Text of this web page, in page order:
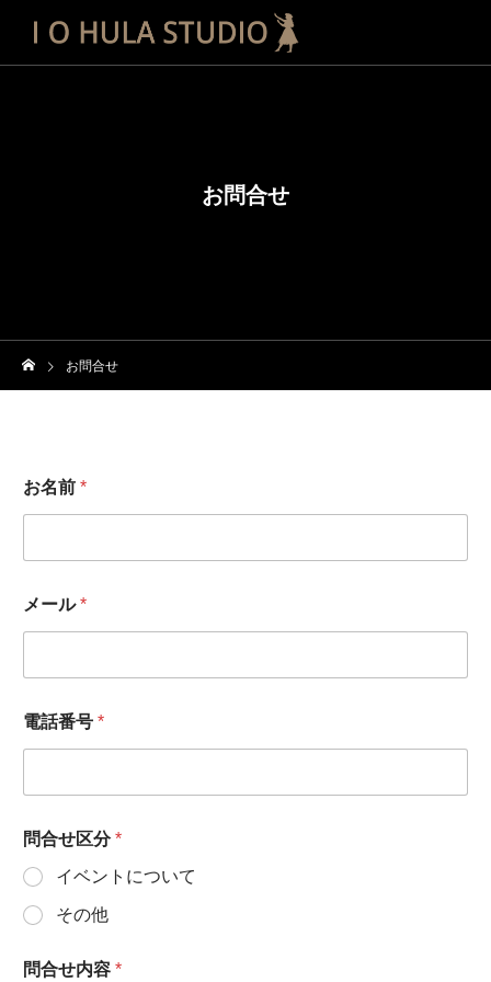
お問合せ
お問合せ
お名前 *
メール*
電話番号 *
問合せ区分*
イベントについて
その他
問合せ内容 *